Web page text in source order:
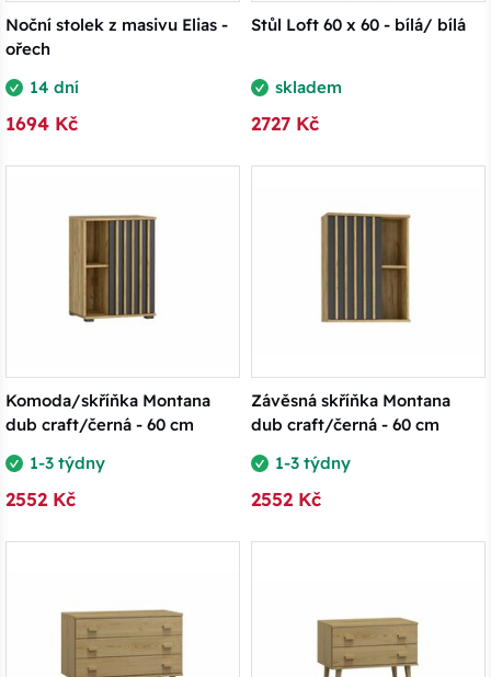
Noční stolek z masivu Elias -
ořech
14 dní
1694 Kč
Stůl Loft 60 x 60 - bílá/ bílá
skladem
2727 Kč
Komoda/skříňka Montana
dub craft/černá - 60 cm
1-3 týdny
2552 Kč
Závěsná skříňka Montana
dub craft/černá - 60 cm
1-3 týdny
2552 Kč